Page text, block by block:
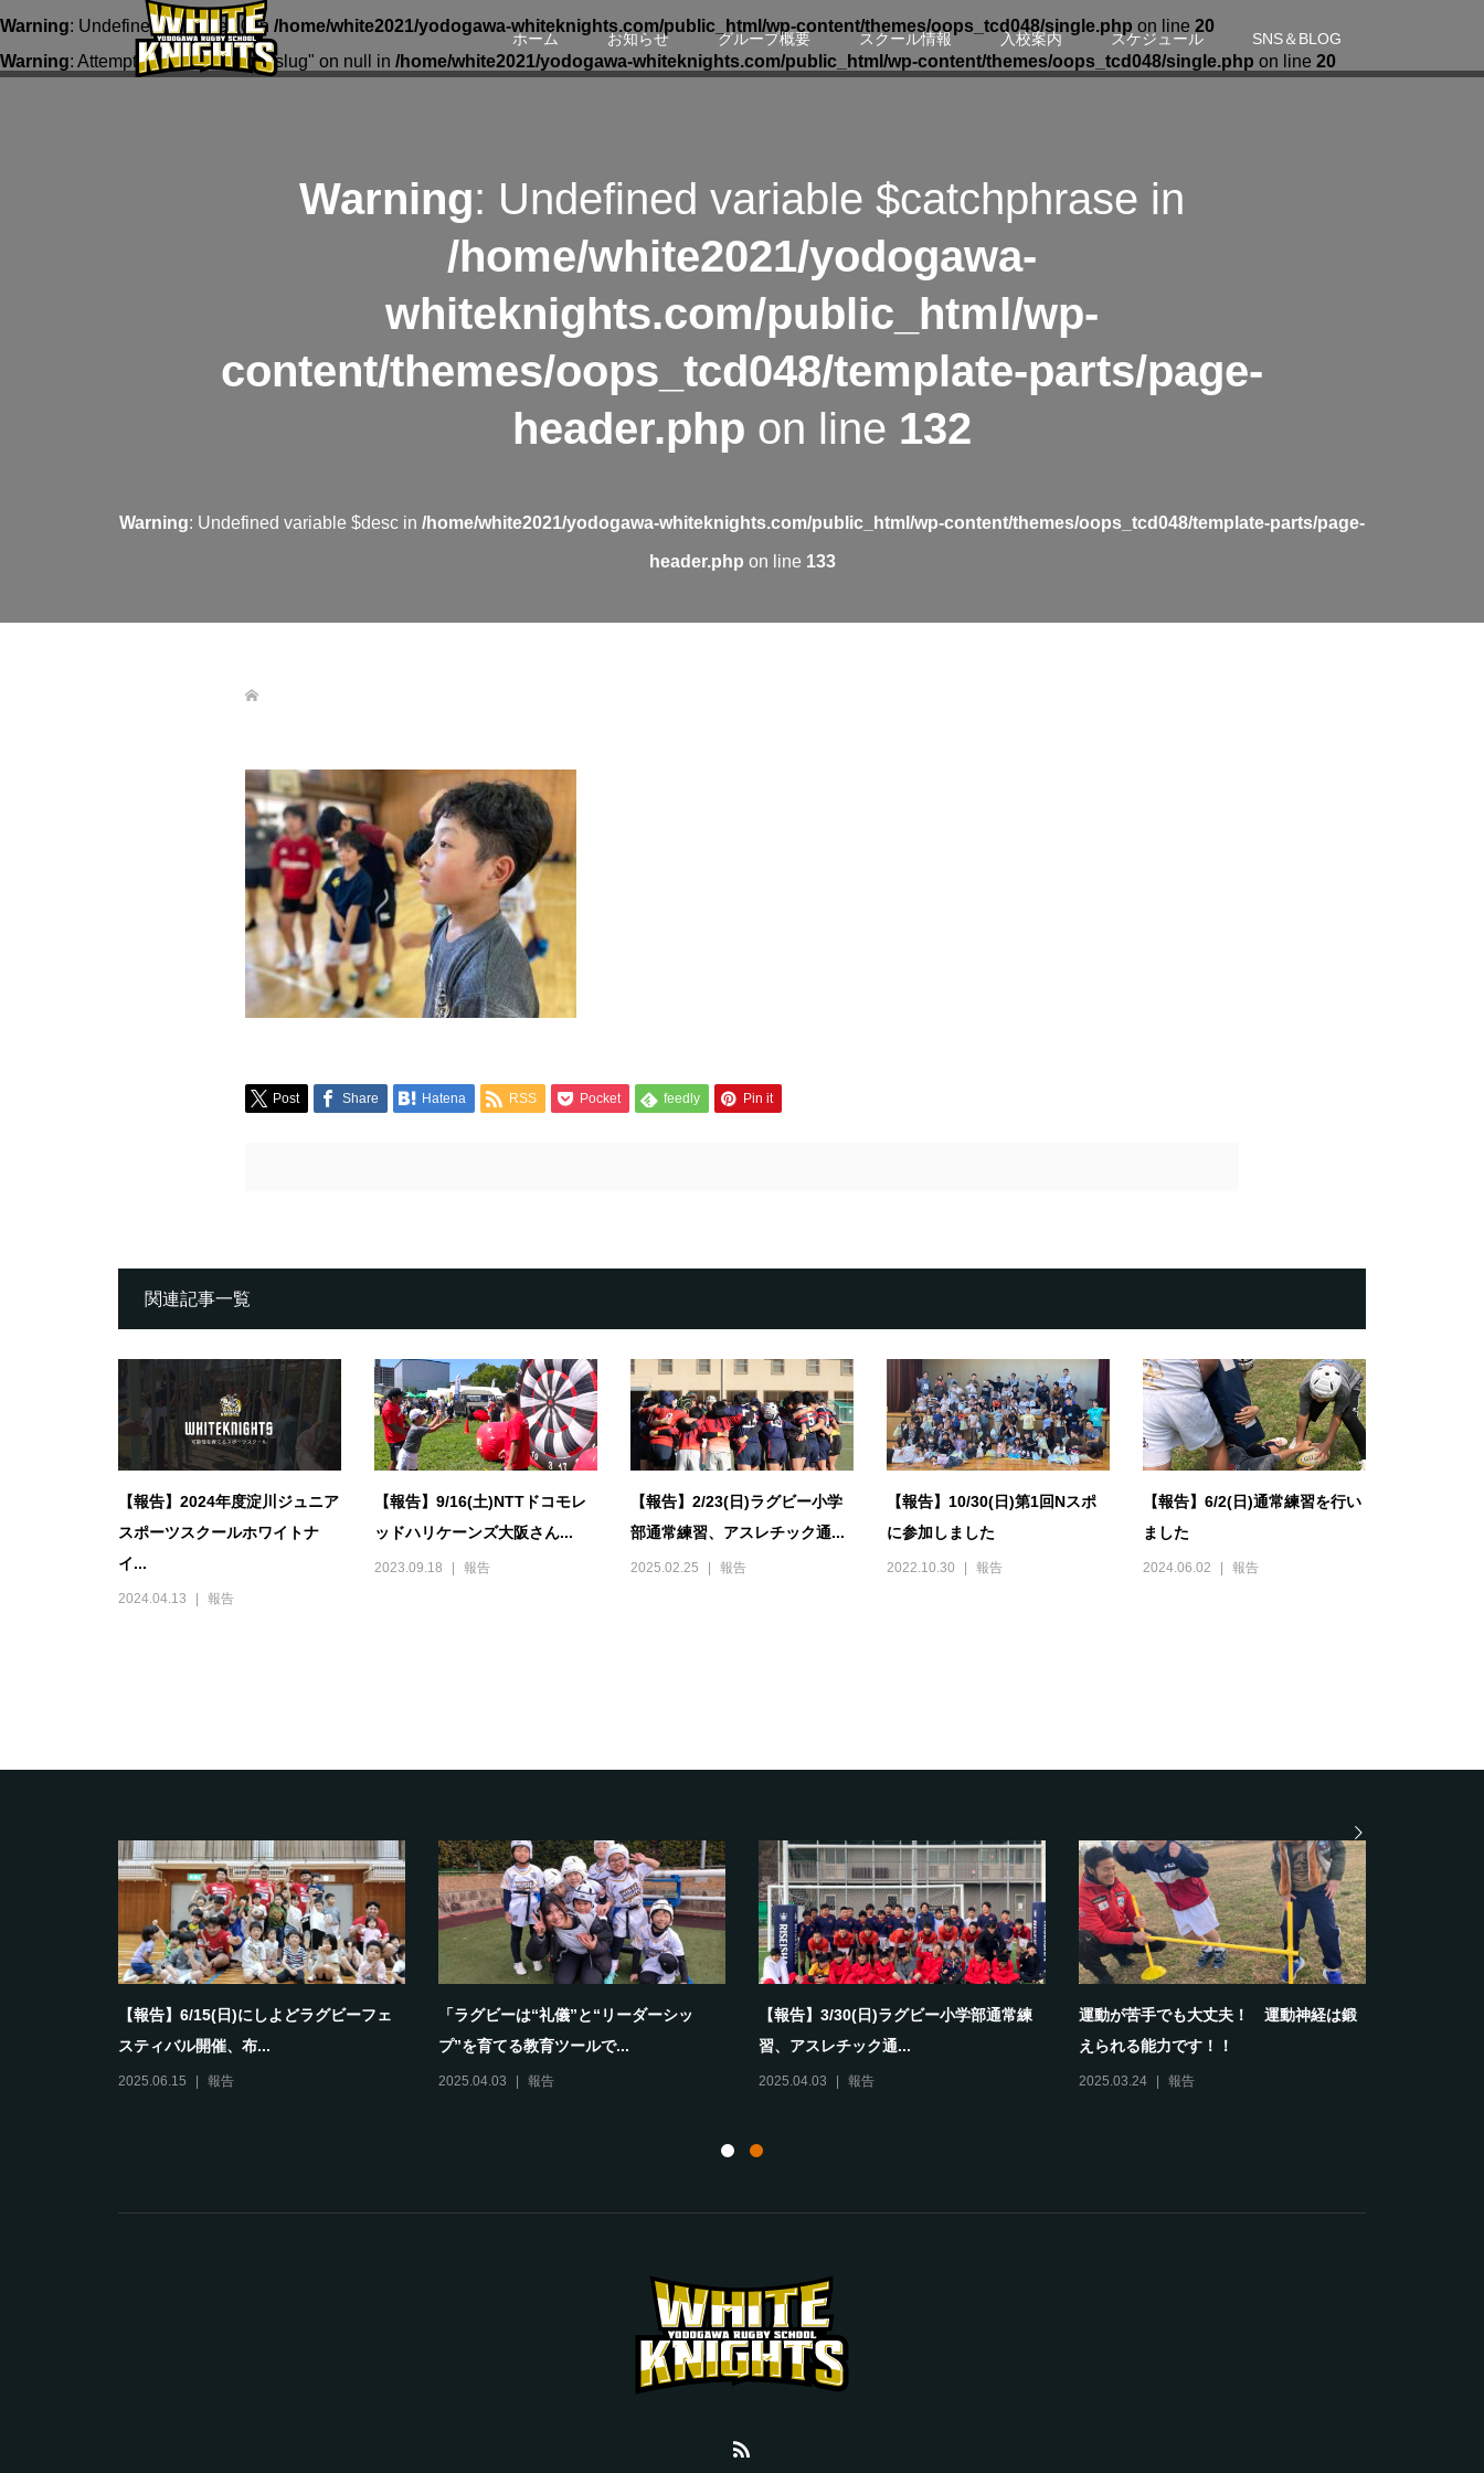
ホーム お知らせ グループ概要 スクール情報 入校案内 スケジュール SNS＆BLOG
Warning: Undefined array key 0 in /home/white2021/yodogawa-whiteknights.com/public_html/wp-content/themes/oops_tcd048/single.php on line 20
Warning: Attempt to read property "slug" on null in /home/white2021/yodogawa-whiteknights.com/public_html/wp-content/themes/oops_tcd048/single.php on line 20
Warning: Undefined variable $catchphrase in
/home/white2021/yodogawa-
whiteknights.com/public_html/wp-
content/themes/oops_tcd048/template-parts/page-
header.php on line 132
Warning: Undefined variable $desc in /home/white2021/yodogawa-whiteknights.com/public_html/wp-content/themes/oops_tcd048/template-parts/page-
header.php on line 133
Post Share Hatena RSS Pocket feedly Pin it
関連記事一覧
【報告】2024年度淀川ジュニア
スポーツスクールホワイトナ
イ...
2024.04.13 報告
【報告】9/16(土)NTTドコモレ
ッドハリケーンズ大阪さん...
2023.09.18 報告
【報告】2/23(日)ラグビー小学
部通常練習、アスレチック通...
2025.02.25 報告
【報告】10/30(日)第1回Nスポ
に参加しました
2022.10.30 報告
【報告】6/2(日)通常練習を行い
ました
2024.06.02 報告
【報告】6/15(日)にしよどラグビーフェ
スティバル開催、布...
2025.06.15 報告
「ラグビーは“礼儀”と“リーダーシッ
プ”を育てる教育ツールで...
2025.04.03 報告
【報告】3/30(日)ラグビー小学部通常練
習、アスレチック通...
2025.04.03 報告
運動が苦手でも大丈夫！ 運動神経は鍛
えられる能力です！！
2025.03.24 報告